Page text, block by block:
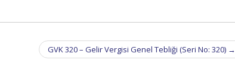
GVK 320 – Gelir Vergisi Genel Tebliği (Seri No: 320) →